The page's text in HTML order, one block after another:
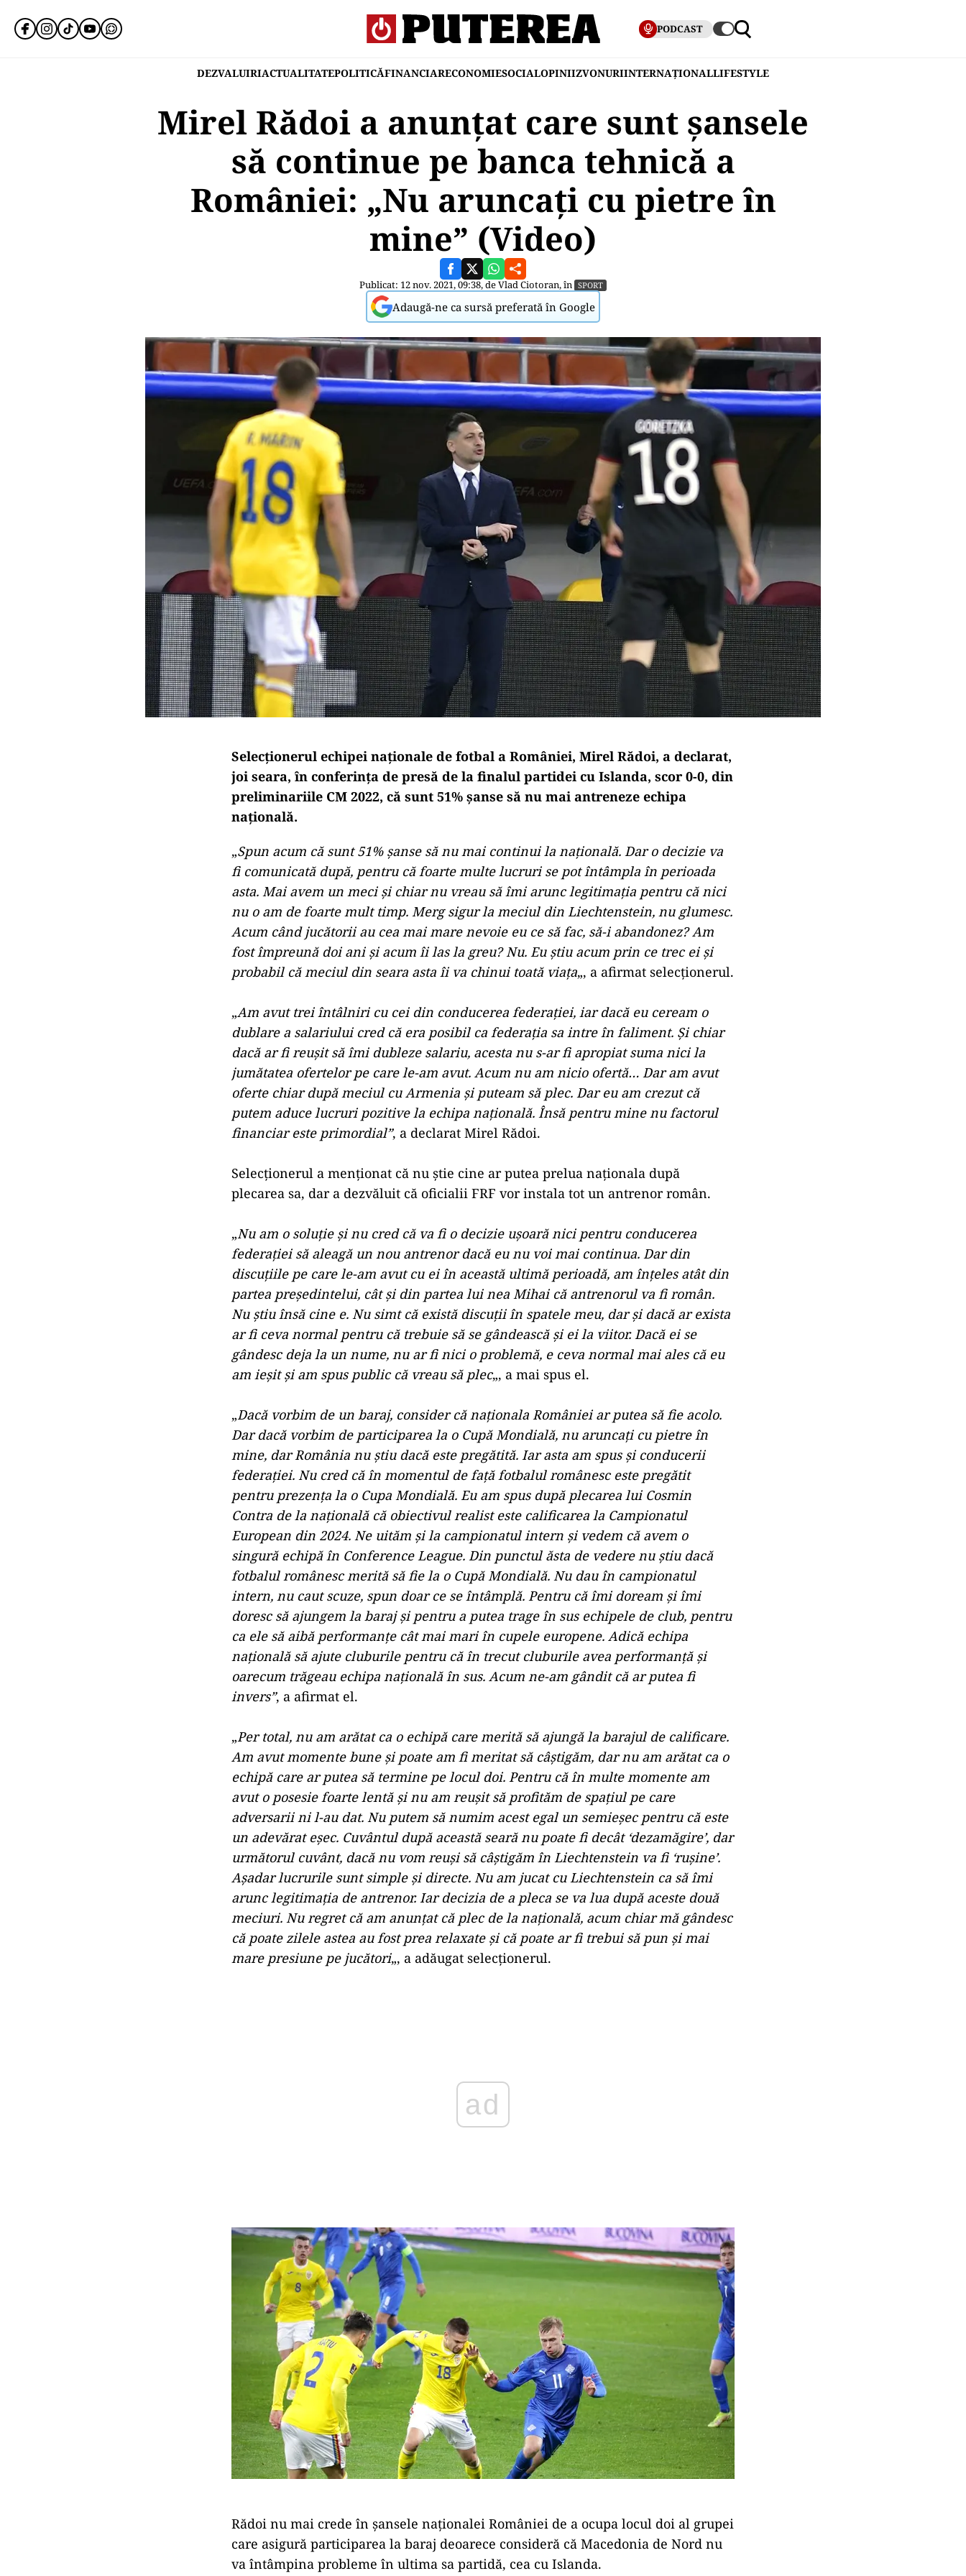
PODCAST
DEZVALUIRIACTUALITATEPOLITICĂFINANCIARECONOMIESOCIALOPINIIZVONURIINTERNAȚIONALLIFESTYLE
Mirel Rădoi a anunțat care sunt șansele
să continue pe banca tehnică a
României: „Nu aruncaţi cu pietre în
mine” (Video)
Publicat: 12 nov. 2021, 09:38, deVlad Ciotoran, în SPORT
Adaugă-ne ca sursă preferată în Google
Selecţionerul echipei naţionale de fotbal a României, Mirel Rădoi, a declarat,
joi seara, în conferinţa de presă de la finalul partidei cu Islanda, scor 0-0, din
preliminariile CM 2022, că sunt 51% şanse să nu mai antreneze echipa
națională.
„Spun acum că sunt 51% şanse să nu mai continui la naţională. Dar o decizie va
fi comunicată după, pentru că foarte multe lucruri se pot întâmpla în perioada
asta. Mai avem un meci şi chiar nu vreau să îmi arunc legitimaţia pentru că nici
nu o am de foarte mult timp. Merg sigur la meciul din Liechtenstein, nu glumesc.
Acum când jucătorii au cea mai mare nevoie eu ce să fac, să-i abandonez? Am
fost împreună doi ani şi acum îi las la greu? Nu. Eu ştiu acum prin ce trec ei şi
probabil că meciul din seara asta îi va chinui toată viaţa„, a afirmat selecţionerul.
„Am avut trei întâlniri cu cei din conducerea federaţiei, iar dacă eu ceream o
dublare a salariului cred că era posibil ca federaţia sa intre în faliment. Şi chiar
dacă ar fi reuşit să îmi dubleze salariu, acesta nu s-ar fi apropiat suma nici la
jumătatea ofertelor pe care le-am avut. Acum nu am nicio ofertă… Dar am avut
oferte chiar după meciul cu Armenia şi puteam să plec. Dar eu am crezut că
putem aduce lucruri pozitive la echipa naţională. Însă pentru mine nu factorul
financiar este primordial”, a declarat Mirel Rădoi.
Selecționerul a menţionat că nu ştie cine ar putea prelua naţionala după
plecarea sa, dar a dezvăluit că oficialii FRF vor instala tot un antrenor român.
„Nu am o soluţie şi nu cred că va fi o decizie uşoară nici pentru conducerea
federaţiei să aleagă un nou antrenor dacă eu nu voi mai continua. Dar din
discuţiile pe care le-am avut cu ei în această ultimă perioadă, am înţeles atât din
partea preşedintelui, cât şi din partea lui nea Mihai că antrenorul va fi român.
Nu ştiu însă cine e. Nu simt că există discuţii în spatele meu, dar şi dacă ar exista
ar fi ceva normal pentru că trebuie să se gândească şi ei la viitor. Dacă ei se
gândesc deja la un nume, nu ar fi nici o problemă, e ceva normal mai ales că eu
am ieşit şi am spus public că vreau să plec„, a mai spus el.
„Dacă vorbim de un baraj, consider că naţionala României ar putea să fie acolo.
Dar dacă vorbim de participarea la o Cupă Mondială, nu aruncaţi cu pietre în
mine, dar România nu ştiu dacă este pregătită. Iar asta am spus şi conducerii
federaţiei. Nu cred că în momentul de faţă fotbalul românesc este pregătit
pentru prezenţa la o Cupa Mondială. Eu am spus după plecarea lui Cosmin
Contra de la naţională că obiectivul realist este calificarea la Campionatul
European din 2024. Ne uităm şi la campionatul intern şi vedem că avem o
singură echipă în Conference League. Din punctul ăsta de vedere nu ştiu dacă
fotbalul românesc merită să fie la o Cupă Mondială. Nu dau în campionatul
intern, nu caut scuze, spun doar ce se întâmplă. Pentru că îmi doream şi îmi
doresc să ajungem la baraj şi pentru a putea trage în sus echipele de club, pentru
ca ele să aibă performanţe cât mai mari în cupele europene. Adică echipa
naţională să ajute cluburile pentru că în trecut cluburile avea performanţă şi
oarecum trăgeau echipa naţională în sus. Acum ne-am gândit că ar putea fi
invers”, a afirmat el.
„Per total, nu am arătat ca o echipă care merită să ajungă la barajul de calificare.
Am avut momente bune şi poate am fi meritat să câştigăm, dar nu am arătat ca o
echipă care ar putea să termine pe locul doi. Pentru că în multe momente am
avut o posesie foarte lentă şi nu am reuşit să profităm de spaţiul pe care
adversarii ni l-au dat. Nu putem să numim acest egal un semieşec pentru că este
un adevărat eşec. Cuvântul după această seară nu poate fi decât ‘dezamăgire’, dar
următorul cuvânt, dacă nu vom reuşi să câştigăm în Liechtenstein va fi ‘ruşine’.
Aşadar lucrurile sunt simple şi directe. Nu am jucat cu Liechtenstein ca să îmi
arunc legitimaţia de antrenor. Iar decizia de a pleca se va lua după aceste două
meciuri. Nu regret că am anunţat că plec de la naţională, acum chiar mă gândesc
că poate zilele astea au fost prea relaxate şi că poate ar fi trebui să pun şi mai
mare presiune pe jucători„, a adăugat selecţionerul.
Rădoi nu mai crede în şansele naţionalei României de a ocupa locul doi al grupei
care asigură participarea la baraj deoarece consideră că Macedonia de Nord nu
va întâmpina probleme în ultima sa partidă, cea cu Islanda.